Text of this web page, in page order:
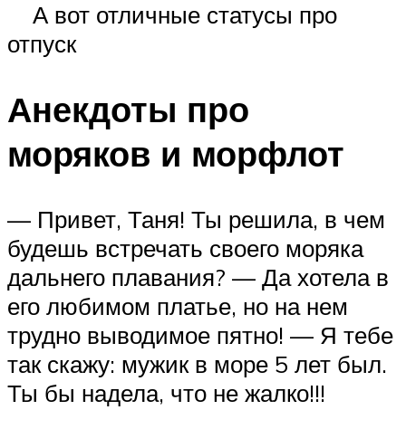
А вот отличные статусы про
отпуск
Анекдоты про
моряков и морфлот
— Привет, Таня! Ты решила, в чем
будешь встречать своего моряка
дальнего плавания? — Да хотела в
его любимом платье, но на нем
трудно выводимое пятно! — Я тебе
так скажу: мужик в море 5 лет был.
Ты бы надела, что не жалко!!!